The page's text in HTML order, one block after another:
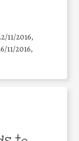
11/2016,
11/2016,